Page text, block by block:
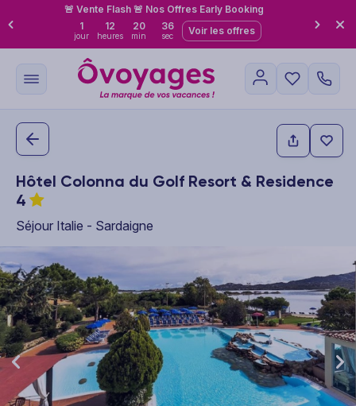
🚨 Vente Flash 🚨 Nos Offres Early Booking
1
jour
12
heures
20
min
34
sec Voir les offres
Hôtel Colonna du Golf Resort & Residence
4
Séjour Italie - Sardaigne
This carousel shows one large product image at a time. Use the